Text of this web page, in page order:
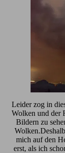
Leider zog in
Wolken und der
Bildern zu
mich auf den
erst, als ich